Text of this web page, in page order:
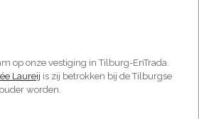
op onze vestiging in Tilburg-EnTrada.
Laureij is zij betrokken bij de Tilburgse
worden.